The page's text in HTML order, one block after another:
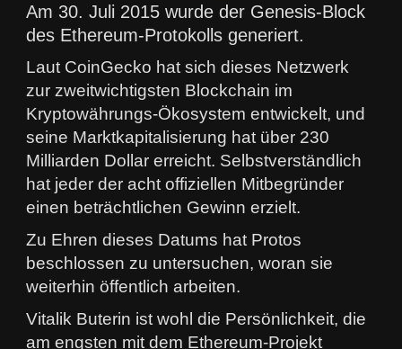
Am 30. Juli 2015 wurde der Genesis-Block
des Ethereum-Protokolls generiert.
Laut CoinGecko hat sich dieses Netzwerk
zur zweitwichtigsten Blockchain im
Kryptowährungs-Ökosystem entwickelt, und
seine Marktkapitalisierung hat über 230
Milliarden Dollar erreicht. Selbstverständlich
hat jeder der acht offiziellen Mitbegründer
einen beträchtlichen Gewinn erzielt.
Zu Ehren dieses Datums hat Protos
beschlossen zu untersuchen, woran sie
weiterhin öffentlich arbeiten.
Vitalik Buterin ist wohl die Persönlichkeit, die
am engsten mit dem Ethereum-Projekt